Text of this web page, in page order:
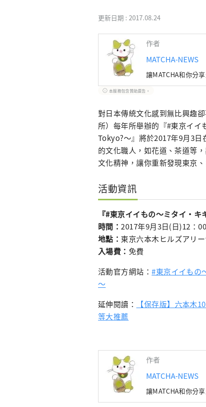
更新日期 : 2017.08.24
作者
MATCHA-NEWS
讓MATCHA和你分
本服務包含贊助廣告。
對日本傳統文化感到無比興趣
所）每年所舉辦的『#東京イ
Tokyo?～』將於2017年9月3
的文化職人，如花道、茶道等
文化精神，讓你重新發現東京
活動資訊
『#東京イイもの～ミタイ・
時間：2017年9月3日(日)12：
地點： 東京六本木ヒルズアリ
入場費： 免費
活動官方網站：#東京イイもの
～
延伸閱讀：
【保存版】六本木
等大推薦
作者
MATCHA-NEWS
讓MATCHA和你分